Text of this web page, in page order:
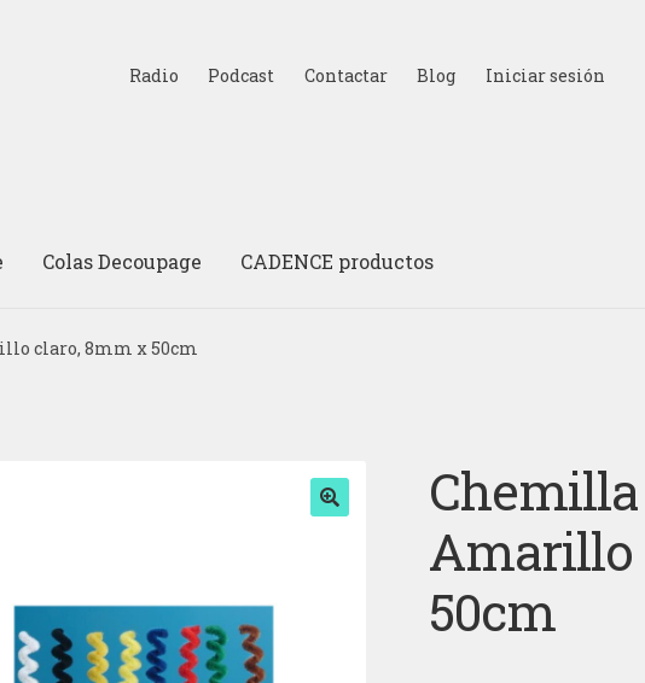
Radio Podcast Contactar Blog Iniciar sesión
Colas Decoupage CADENCE productos
claro, 8mm x 50cm
Amarillo
50cm